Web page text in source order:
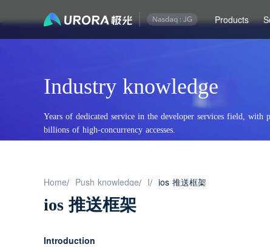
Products
Industry knowledge
Years of dedicated service in the developer services field,
billions of high-concurrency accesses.
Home/ Push knowledge/ I/ ios 推送框架
ios 推送框架
Introduction